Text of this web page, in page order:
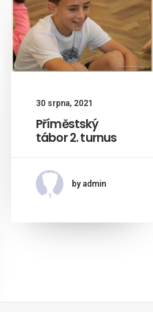
30 srpna, 2021
Příměstský
tábor 2. turnus
by admin